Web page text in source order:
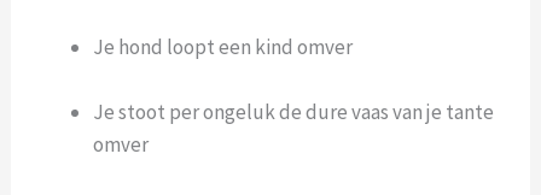
Je hond loopt een kind omver
Je stoot per ongeluk de dure vaas van je tante
omver